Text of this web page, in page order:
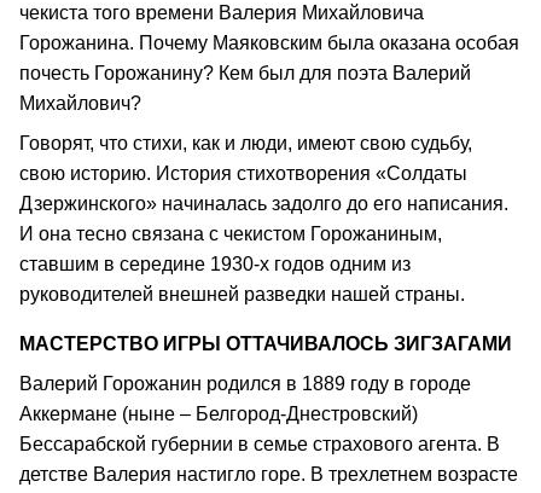
чекиста того времени Валерия Михайловича
Горожанина. Почему Маяковским была оказана особая
почесть Горожанину? Кем был для поэта Валерий
Михайлович?
Говорят, что стихи, как и люди, имеют свою судьбу,
свою историю. История стихотворения «Солдаты
Дзержинского» начиналась задолго до его написания.
И она тесно связана с чекистом Горожаниным,
ставшим в середине 1930-х годов одним из
руководителей внешней разведки нашей страны.
МАСТЕРСТВО ИГРЫ ОТТАЧИВАЛОСЬ ЗИГЗАГАМИ
Валерий Горожанин родился в 1889 году в городе
Аккермане (ныне – Белгород-Днестровский)
Бессарабской губернии в семье страхового агента. В
детстве Валерия настигло горе. В трехлетнем возрасте